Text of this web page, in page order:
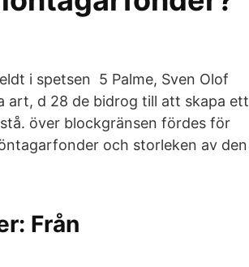
i spetsen 5 Palme, Sven Olof
art, d 28 de bidrog till att skapa ett
över blockgränsen fördes för
och storleken av den
Från